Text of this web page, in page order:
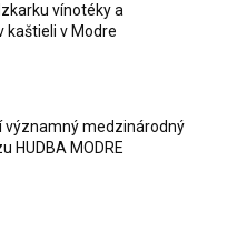
vínotéky a
kaštieli v Modre
významný medzinárodný
HUDBA MODRE